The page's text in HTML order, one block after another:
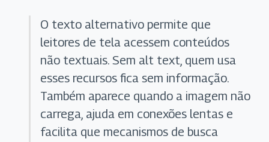
O texto alternativo permite que
leitores de tela acessem conteúdos
não textuais. Sem alt text, quem usa
esses recursos fica sem informação.
Também aparece quando a imagem não
carrega, ajuda em conexões lentas e
facilita que mecanismos de busca